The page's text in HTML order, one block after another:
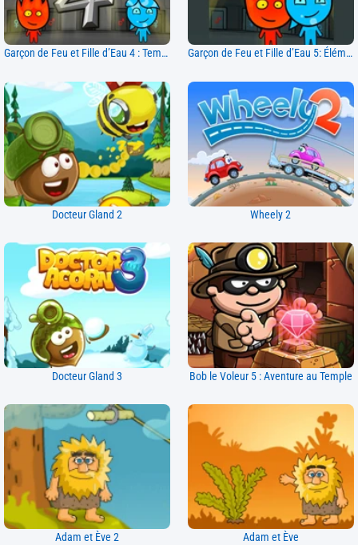
Garçon de Feu et Fille d’Eau 4 : Temple de Cristal Garçon de Feu et Fille d’Eau 5: Éléments
Docteur Gland 2 Wheely 2
Docteur Gland 3 Bob le Voleur 5 : Aventure au Temple
Adam et Ève 2 Adam et Ève